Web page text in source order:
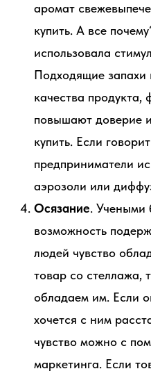
аромат
купить. А все
использовала
Подходящие запахи
качества продукта,
повышают доверие
купить. Если
предприниматели
аэрозоли или
Осязание. Учеными
возможность
людей чувство
товар со стеллажа,
обладаем им. Если
хочется с ним
чувство можно с
маркетинга. Если